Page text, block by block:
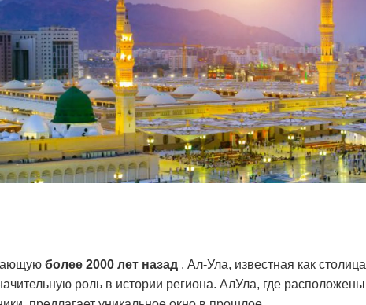
более 2000 лет назад . Ал-Ула, известная как столица
роль в истории региона. АлУла, где расположены